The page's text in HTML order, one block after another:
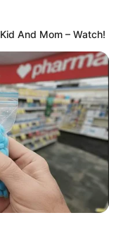
And Mom – Watch!